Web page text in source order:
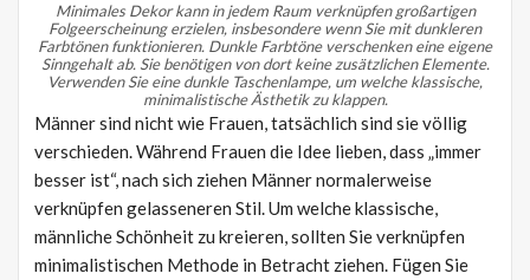
Minimales Dekor kann in jedem Raum verknüpfen großartigen
Folgeerscheinung erzielen, insbesondere wenn Sie mit dunkleren
Farbtönen funktionieren. Dunkle Farbtöne verschenken eine eigene
Sinngehalt ab. Sie benötigen von dort keine zusätzlichen Elemente.
Verwenden Sie eine dunkle Taschenlampe, um welche klassische,
minimalistische Ästhetik zu klappen.
Männer sind nicht wie Frauen, tatsächlich sind sie völlig
verschieden. Während Frauen die Idee lieben, dass „immer
besser ist“, nach sich ziehen Männer normalerweise
verknüpfen gelasseneren Stil. Um welche klassische,
männliche Schönheit zu kreieren, sollten Sie verknüpfen
minimalistischen Methode in Betracht ziehen. Fügen Sie